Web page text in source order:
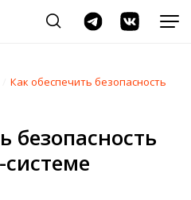
Как обеспечить безопасность
безопасность